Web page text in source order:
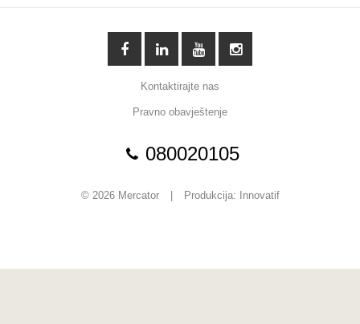
Kontaktirajte nas
Pravno obavještenje
080020105
© 2026 Mercator Produkcija: Innovatif